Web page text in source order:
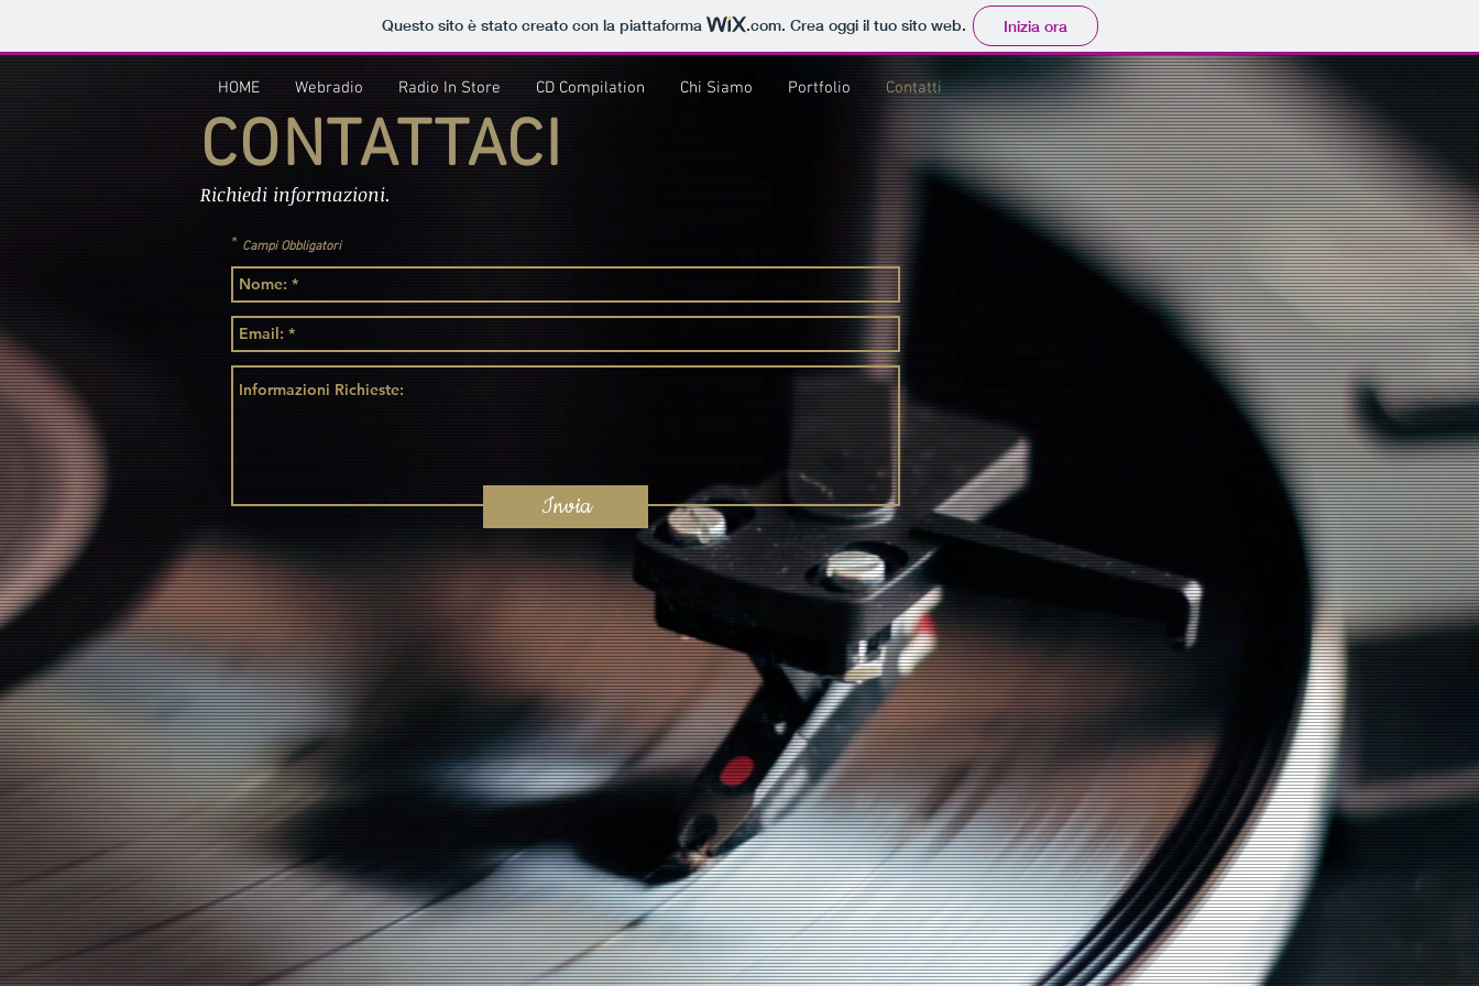
Questo sito è stato creato con la piattaforma .com. Crea oggi il tuo sito web. Inizia ora
HOME Webradio Radio In Store CD Compilation Chi Siamo Portfolio Contatti
CONTATTACI
Richiedi informazioni.
* Campi Obbligatori
Invia